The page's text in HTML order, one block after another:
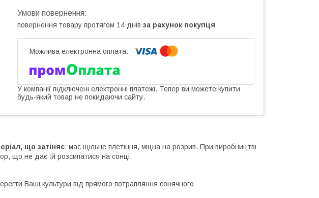
повернення товару протягом 14 днів за рахунок покупця
У компанії підключені електронні платежі. Тепер ви можете купити
будь-який товар не покидаючи сайту.
що затіняє; має щільне плетіння, міцна на розрив. При виробництві
що не дає їй розсипатися на сонці.
Ваші культури від прямого потрапляння сонячного